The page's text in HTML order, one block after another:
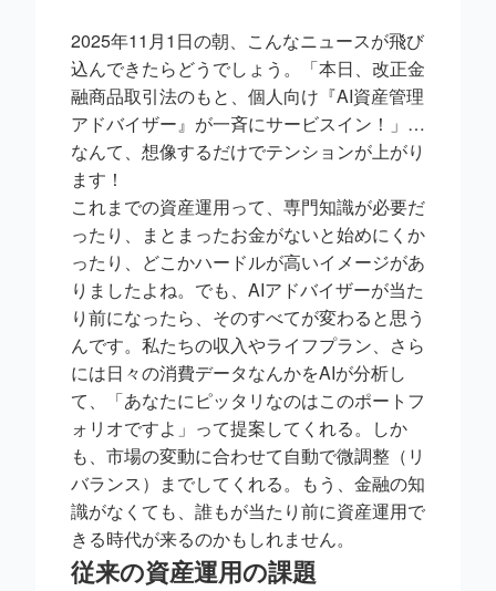
2025年11月1日の朝、こんなニュースが飛び
込んできたらどうでしょう。「本日、改正金
融商品取引法のもと、個人向け『AI資産管理
アドバイザー』が一斉にサービスイン！」…
なんて、想像するだけでテンションが上がり
ます！
これまでの資産運用って、専門知識が必要だ
ったり、まとまったお金がないと始めにくか
ったり、どこかハードルが高いイメージがあ
りましたよね。でも、AIアドバイザーが当た
り前になったら、そのすべてが変わると思う
んです。私たちの収入やライフプラン、さら
には日々の消費データなんかをAIが分析し
て、「あなたにピッタリなのはこのポートフ
ォリオですよ」って提案してくれる。しか
も、市場の変動に合わせて自動で微調整（リ
バランス）までしてくれる。もう、金融の知
識がなくても、誰もが当たり前に資産運用で
きる時代が来るのかもしれません。
従来の資産運用の課題